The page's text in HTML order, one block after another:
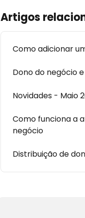
Artigos
Como adicionar
Dono do negócio
Novidades - Maio
Como funciona a
negócio
Distribuição de